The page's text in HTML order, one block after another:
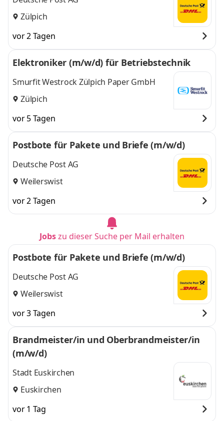
Zülpich
vor 2 Tagen
Elektroniker (m/w/d) für Betriebstechnik
Smurfit Westrock Zülpich Paper GmbH
Zülpich
vor 5 Tagen
Postbote für Pakete und Briefe (m/w/d)
Deutsche Post AG
Weilerswist
vor 2 Tagen
Jobszu dieser Suche per Mail erhalten
Postbote für Pakete und Briefe (m/w/d)
Deutsche Post AG
Weilerswist
vor 3 Tagen
Brandmeister/in und Oberbrandmeister/in
(m/w/d)
Stadt Euskirchen
Euskirchen
vor 1 Tag